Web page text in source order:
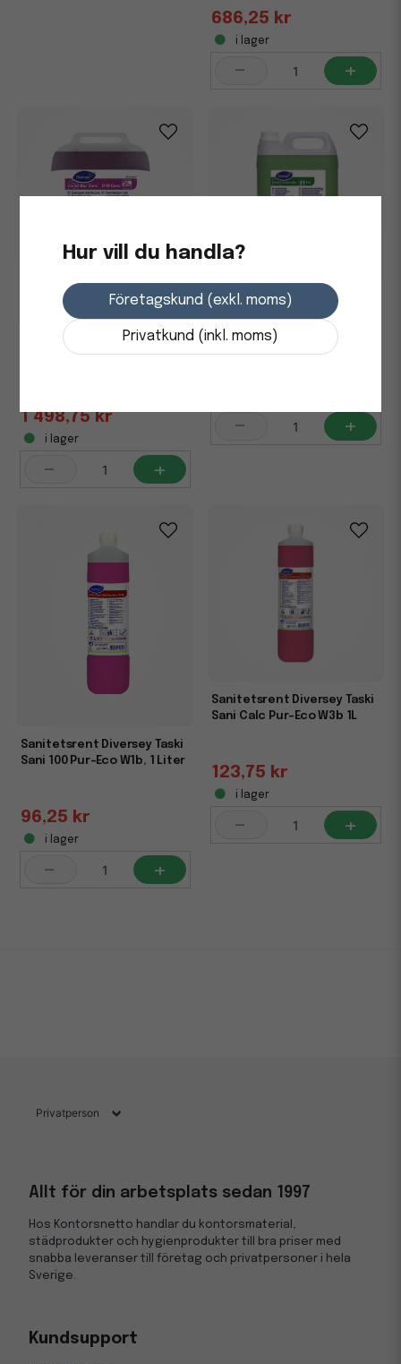
686,25 kr
i lager
- +
Allrent Diversey Suma Bac
1 498,75 kr
i lager
- +
Allrent Diversey Taski
Jontec 300 F4a 5L
- +
Sanitetsrent Diversey Taski
Sani 100 Pur-Eco W1b, 1 Liter
96,25 kr
i lager
- +
Sanitetsrent Diversey Taski
Sani Calc Pur-Eco W3b 1L
123,75 kr
i lager
- +
Hur vill du handla?
Företagskund (exkl. moms)
Privatkund (inkl. moms)
Allt för din arbetsplats sedan 1997
Hos Kontorsnetto handlar du kontorsmaterial,
städprodukter och hygienprodukter till bra priser med
snabba leveranser till företag och privatpersoner i hela
Sverige.
Kundsupport